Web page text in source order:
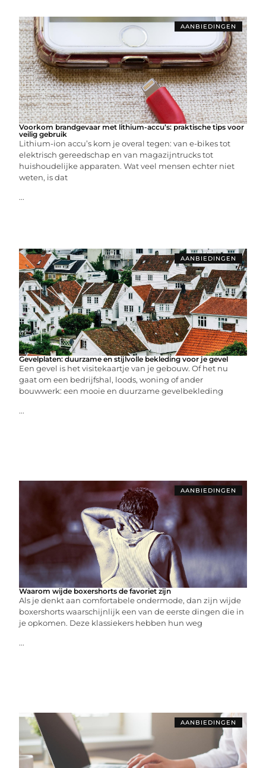
AANBIEDINGEN
Voorkom brandgevaar met lithium-accu’s: praktische tips voor
veilig gebruik
Lithium-ion accu’s kom je overal tegen: van e-bikes tot
elektrisch gereedschap en van magazijntrucks tot
huishoudelijke apparaten. Wat veel mensen echter niet
weten, is dat
...
AANBIEDINGEN
Gevelplaten: duurzame en stijlvolle bekleding voor je gevel
Een gevel is het visitekaartje van je gebouw. Of het nu
gaat om een bedrijfshal, loods, woning of ander
bouwwerk: een mooie en duurzame gevelbekleding
...
AANBIEDINGEN
Waarom wijde boxershorts de favoriet zijn
Als je denkt aan comfortabele ondermode, dan zijn wijde
boxershorts waarschijnlijk een van de eerste dingen die in
je opkomen. Deze klassiekers hebben hun weg
...
AANBIEDINGEN